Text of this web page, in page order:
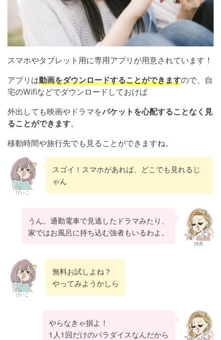
スマホやタブレット用に専用アプリが用意されています！
アプリは動画をダウンロードすることができますので、自
宅のWifiなどでダウンロードしておけば
外出しても映画やドラマをパケットを心配することなく見
ることができます。
移動時間や旅行先でも見ることができますね。
けいこ
スゴイ！スマホがあれば、どこでも見れるじ
ゃん
姉貴
うん。通勤電車で見逃したドラマみたり、
家ではお風呂に持ち込む強者もいるわよ。
けいこ
無料お試しよね？
やってみようかしら
やらなきゃ損よ！
1人1回だけのパラダイスなんだから